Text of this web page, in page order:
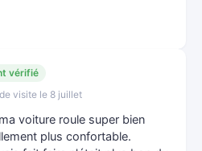
vérifié
visite le 8 juillet
voiture roule super bien
plus confortable.